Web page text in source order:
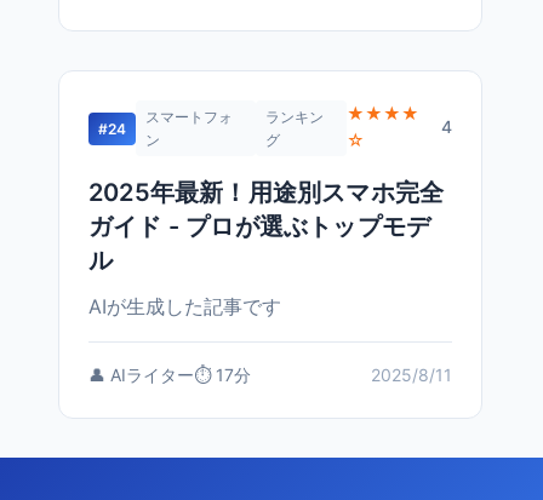
#24
スマートフォ
ン
ランキン
グ
★★★★
☆
4
2025年最新！用途別スマホ完全
ガイド - プロが選ぶトップモデ
ル
AIが生成した記事です
👤 AIライター⏱️ 17分 2025/8/11